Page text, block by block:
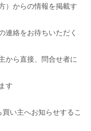
）からの情報を掲載す
連絡をお待ちいただく
から直接、問合せ者に
す
い主へお知らせするこ